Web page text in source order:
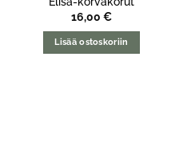
16,00 €
Lisää ostoskoriin